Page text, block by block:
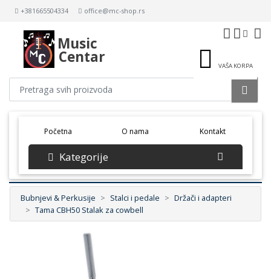
+381665504334 office@mc-shop.rs
Music
Centar VAŠA KORPA
Početna(current) O nama Kontakt
Kategorije
Bubnjevi & Perkusije Stalci i pedale
Držači i adapteri
Tama CBH50 Stalak za cowbell